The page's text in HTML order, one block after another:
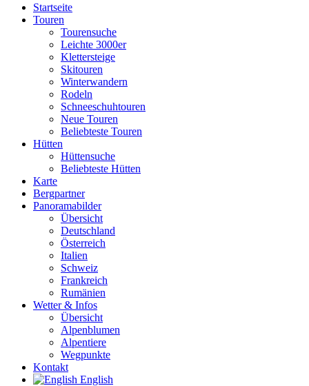
Startseite
Touren
Tourensuche
Leichte 3000er
Klettersteige
Skitouren
Winterwandern
Rodeln
Schneeschuhtouren
Neue Touren
Beliebteste Touren
Hütten
Hüttensuche
Beliebteste Hütten
Karte
Bergpartner
Panoramabilder
Übersicht
Deutschland
Österreich
Italien
Schweiz
Frankreich
Rumänien
Wetter & Infos
Übersicht
Alpenblumen
Alpentiere
Wegpunkte
Kontakt
English